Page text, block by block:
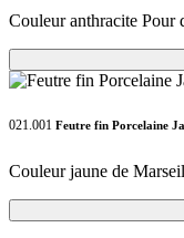
Couleur anthracite Pour
Loading...
Loading...
021.001 Feutre fin Porcelaine
Couleur jaune de
Loading...
Loading...